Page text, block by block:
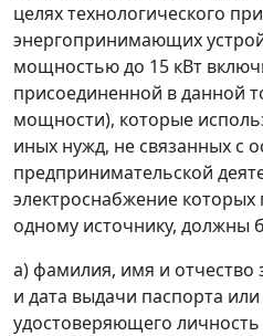
целях технологического
энергопринимающих
мощностью до 15 кВт
присоединенной в данной
мощности), которые
иных нужд, не связанных с
предпринимательской
электроснабжение которых
одному источнику, должны
а) фамилия, имя и отчество
и дата выдачи паспорта
удостоверяющего личность